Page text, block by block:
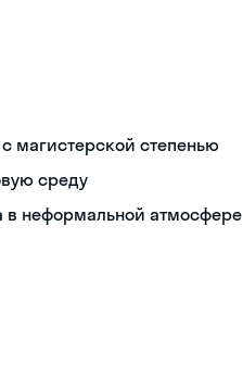
магистерской степенью
среду
в неформальной атмосфере